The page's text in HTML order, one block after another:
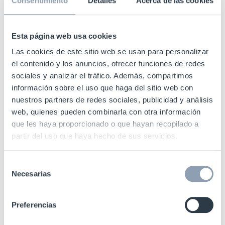
Esta página web usa cookies
Las cookies de este sitio web se usan para personalizar
el contenido y los anuncios, ofrecer funciones de redes
sociales y analizar el tráfico. Además, compartimos
información sobre el uso que haga del sitio web con
nuestros partners de redes sociales, publicidad y análisis
web, quienes pueden combinarla con otra información
que les haya proporcionado o que hayan recopilado a
partir del uso que haya hecho de sus servicios.
Necesarias
Preferencias
En la RFID, la detección es la clave. Las lecturas
fallidas y las lecturas de artículos equivocados
afectan de manera directa a la eficiencia y a la
integridad de los datos. Las soluciones más
baratas a menudo afirman ofrecer el mismo
rendimiento, pero ha quedado demostrado que las
soluciones de Checkpoint funcionan sin problema
La tecnología debe facilitarnos la conquista de
hardware ha sido construido y probado para